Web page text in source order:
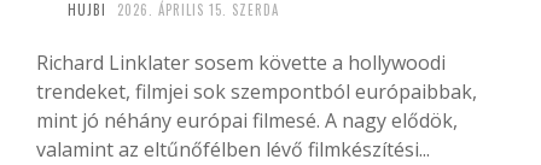
HUJBI 2026. ÁPRILIS 15. SZERDA
Richard Linklater sosem követte a hollywoodi
trendeket, filmjei sok szempontból európaibbak,
mint jó néhány európai filmesé. A nagy elődök,
valamint az eltűnőfélben lévő filmkészítési...